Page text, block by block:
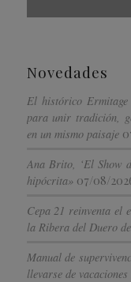
Novedades
El histórico
para unir tradición,
en un mismo paisaje
Ana Brito, ‘El Show
hipócrita» 07/08/
Cepa 21 reinventa el
la Ribera del Duero
Manual de
llevarse de vacaciones